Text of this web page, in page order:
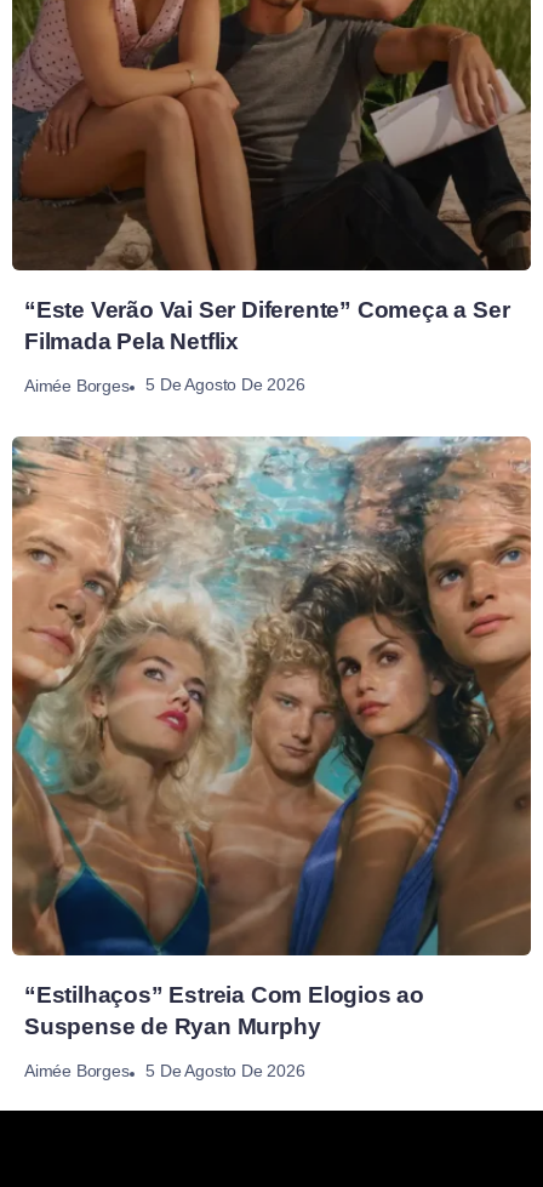
“Este Verão Vai Ser Diferente” Começa a Ser
Filmada Pela Netflix
Aimée Borges 5 De Agosto De 2026
“Estilhaços” Estreia Com Elogios ao
Suspense de Ryan Murphy
Aimée Borges 5 De Agosto De 2026